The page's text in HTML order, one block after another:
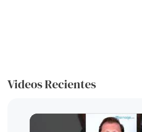
Videos Recientes